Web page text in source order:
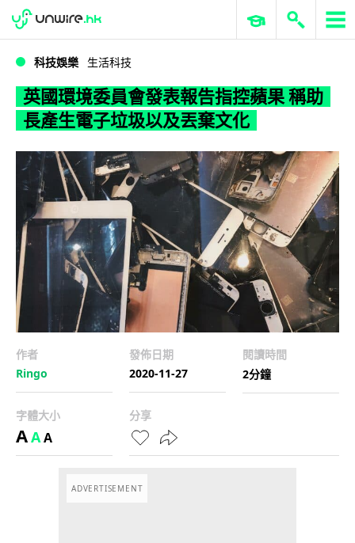
WWDC 2026 ERP 與商業 AI
科技娛樂 生活科技
英國環境委員會發表報告指控蘋果 稱助
長產生電子垃圾以及丟棄文化
作者
Ringo
發佈日期
2020-11-27
閱讀時間
2分鐘
字體大小
AAA
分享
ADVERTISEMENT